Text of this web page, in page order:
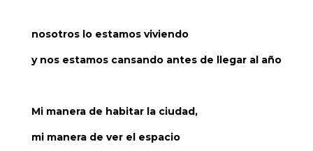
nosotros lo estamos viviendo
y nos estamos cansando antes de llegar al año
Mi manera de habitar la ciudad,
mi manera de ver el espacio